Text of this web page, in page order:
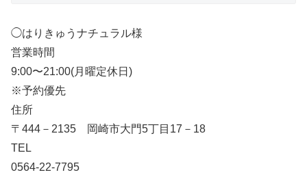
◯はりきゅうナチュラル様
営業時間
9:00〜21:00(月曜定休日)
※予約優先
住所
〒444－2135 岡崎市大門5丁目17－18
TEL
0564-22-7795